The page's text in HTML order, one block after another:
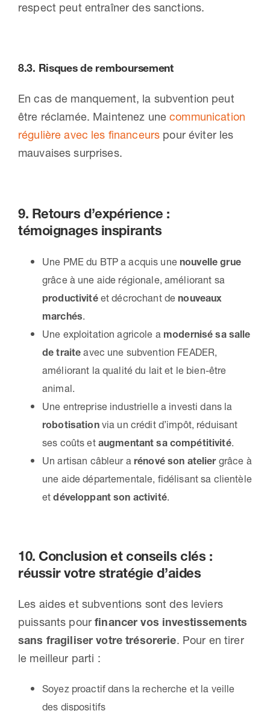
respect peut entraîner des sanctions.
8.3. Risques de remboursement
En cas de manquement, la subvention peut
être réclamée. Maintenez unecommunication
régulière avec les financeurs pour éviter les
mauvaises surprises.
9. Retours d’expérience :
témoignages inspirants
Une PME du BTP a acquis unenouvelle grue
grâce à une aide régionale, améliorant sa
productivitéet décrochant denouveaux
marchés.
Une exploitation agricole a modernisé sa salle
de traite avec une subvention FEADER,
améliorant la qualité du lait et le bien-être
animal.
Une entreprise industrielle a investi dans la
robotisationvia un crédit d’impôt, réduisant
ses coûts et augmentant sa compétitivité.
Un artisan câbleur arénové son ateliergrâce à
une aide départementale, fidélisant sa clientèle
etdéveloppant son activité.
10. Conclusion et conseils clés :
réussir votre stratégie d’aides
Les aides et subventions sont des leviers
puissants pourfinancer vos investissements
sans fragiliser votre trésorerie. Pour en tirer
le meilleur parti :
Soyez proactif dans la recherche et la veille
des dispositifs